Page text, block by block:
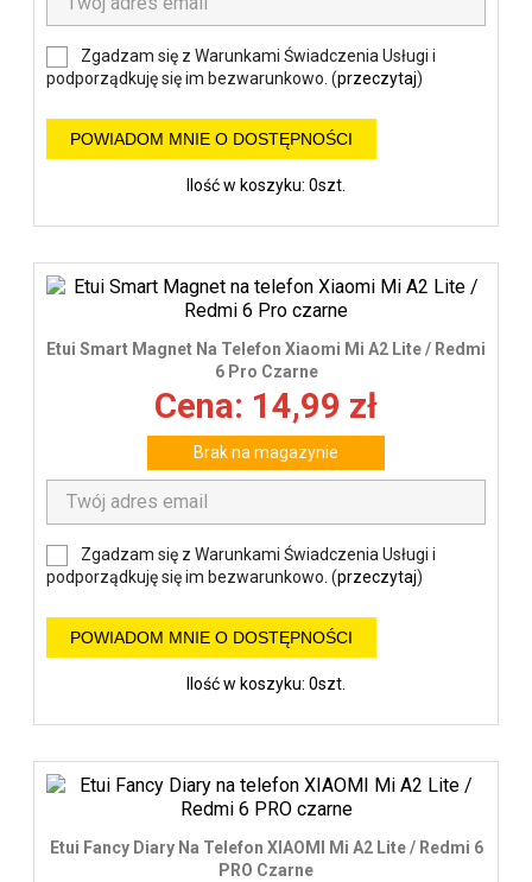
Zgadzam się z Warunkami Świadczenia Usługi i
podporządkuję się im bezwarunkowo. (przeczytaj)
POWIADOM MNIE O DOSTĘPNOŚCI
Ilość w koszyku: 0szt.
Etui Smart Magnet Na Telefon Xiaomi Mi A2 Lite / Redmi
6 Pro Czarne
Cena: 14,99 zł
Brak na magazynie
Zgadzam się z Warunkami Świadczenia Usługi i
podporządkuję się im bezwarunkowo. (przeczytaj)
POWIADOM MNIE O DOSTĘPNOŚCI
Ilość w koszyku: 0szt.
Etui Fancy Diary Na Telefon XIAOMI Mi A2 Lite / Redmi 6
PRO Czarne